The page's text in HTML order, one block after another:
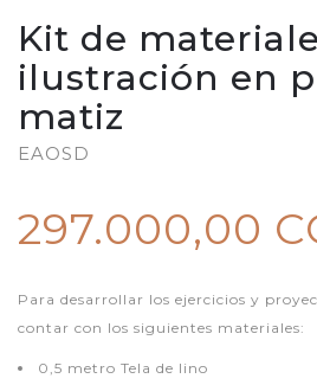
Kit de
ilustración en
matiz
EAOSD
297.000,00
Para desarrollar los ejercicios y
contar con los siguientes materiales:
0,5 metro Tela de lino